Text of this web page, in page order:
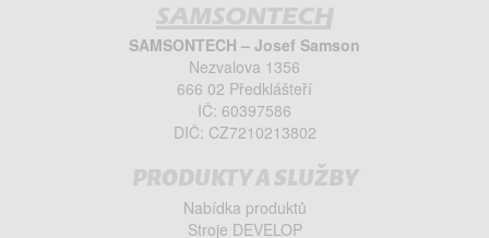
SAMSONTECH – Josef Samson
Nezvalova 1356
666 02 Předklášteří
IČ: 60397586
DIČ: CZ7210213802
PRODUKTY A SLUŽBY
Nabídka produktů
Stroje DEVELOP